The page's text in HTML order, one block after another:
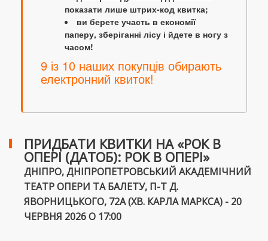
показати лише штрих-код квитка;
ви берете участь в економії
паперу, зберіганні лісу і йдете в ногу з
часом!
9 із 10 наших покупців обирають
електронний квиток!
ПРИДБАТИ КВИТКИ НА «РОК В
ОПЕРІ (ДАТОБ): РОК В ОПЕРІ»
ДНІПРО, ДНІПРОПЕТРОВСЬКИЙ АКАДЕМІЧНИЙ
ТЕАТР ОПЕРИ ТА БАЛЕТУ, П-Т Д.
ЯВОРНИЦЬКОГО, 72А (ХВ. КАРЛА МАРКСА) - 20
ЧЕРВНЯ 2026 О 17:00